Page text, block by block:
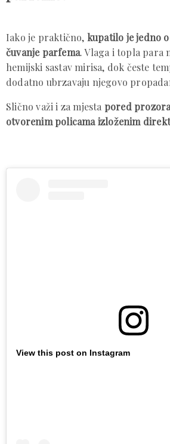
Iako je praktično, kupatilo je jedno
čuvanje parfema. Vlaga i topla para
hemijski sastav mirisa, dok česte
dodatno ubrzavaju njegovo
Slično važi i za mjesta pored
otvorenim policama izloženim
View this post on Instagram